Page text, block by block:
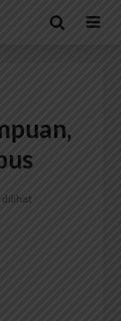
dilihat